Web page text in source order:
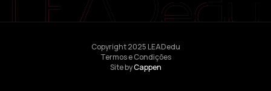
Copyright 2025 LEADedu
Termos e Condições
Site byCappen